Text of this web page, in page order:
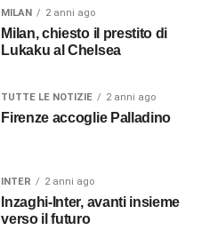
MILAN 2 anni ago
Milan, chiesto il prestito di
Lukaku al Chelsea
TUTTE LE NOTIZIE 2 anni ago
Firenze accoglie Palladino
INTER 2 anni ago
Inzaghi-Inter, avanti insieme
verso il futuro